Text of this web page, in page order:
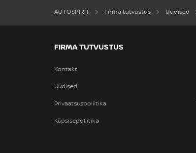
AUTOSPIRIT Firma tutvustus Uudised
FIRMA TUTVUSTUS
Kontakt
Uudised
Privaatsuspoliitika
Küpsisepoliitika